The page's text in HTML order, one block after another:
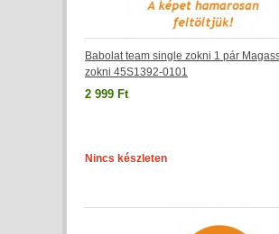
Babolat team single zokni 1 pár
zokni 45S1392-0101
2 999 Ft
Nincs készleten